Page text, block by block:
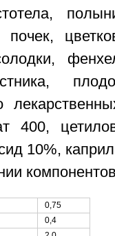
почек,
400,
10%,
0,75
0,4